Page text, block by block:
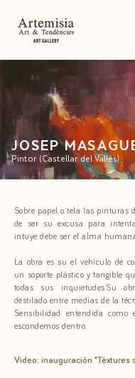
JOSEP
Pintor (Castellar del Vallès)
Sobre papel o tela las pinturas
de ser su excusa para
intuye debe ser el alma
La obra es su el vehículo de
un soporte plástico y tangible
todas sus inquietudes.Su
destilado entre medías de la
Sensibilidad entendida como
escondemos dentro.
Video: inauguración "Téxtures